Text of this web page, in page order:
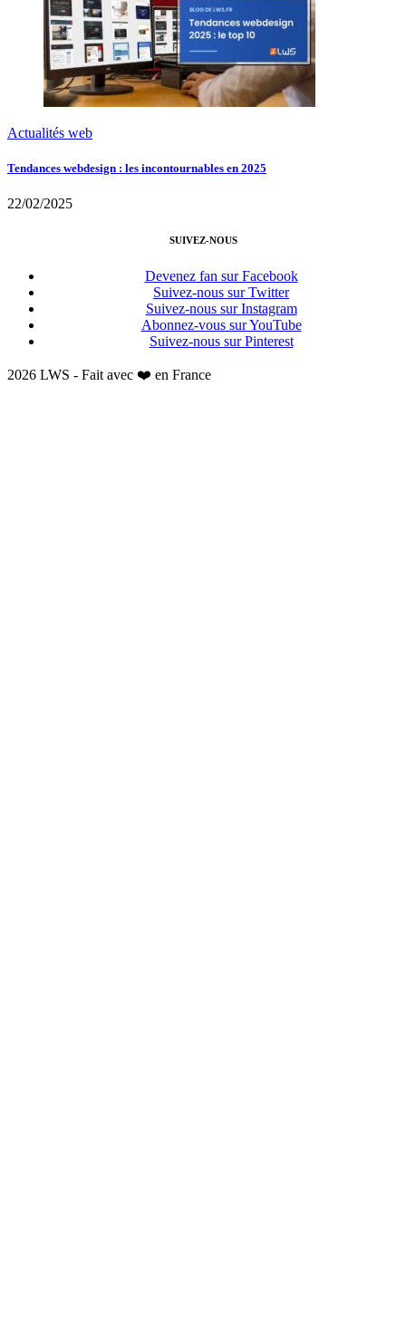
Actualités web
Tendances webdesign : les incontournables en 2025
22/02/2025
SUIVEZ-NOUS
Devenez fan sur Facebook
Suivez-nous sur Twitter
Suivez-nous sur Instagram
Abonnez-vous sur YouTube
Suivez-nous sur Pinterest
2026 LWS - Fait avec ❤️ en France